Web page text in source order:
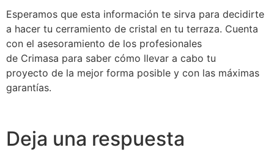
Esperamos que esta información te sirva para decidirte
a hacer tu cerramiento de cristal en tu terraza. Cuenta
con el asesoramiento de los profesionales
de Crimasa para saber cómo llevar a cabo tu
proyecto de la mejor forma posible y con las máximas
garantías.
Deja una respuesta